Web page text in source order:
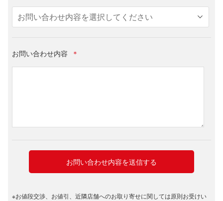
お問い合わせ内容 ＊
※お値段交渉、お値引、近隣店舗へのお取り寄せに関しては原則お受けい